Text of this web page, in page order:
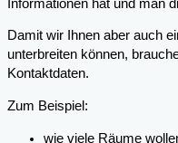
Informationen hat und man
Damit wir Ihnen aber auch
unterbreiten können,
Kontaktdaten.
Zum Beispiel:
wie viele Räume